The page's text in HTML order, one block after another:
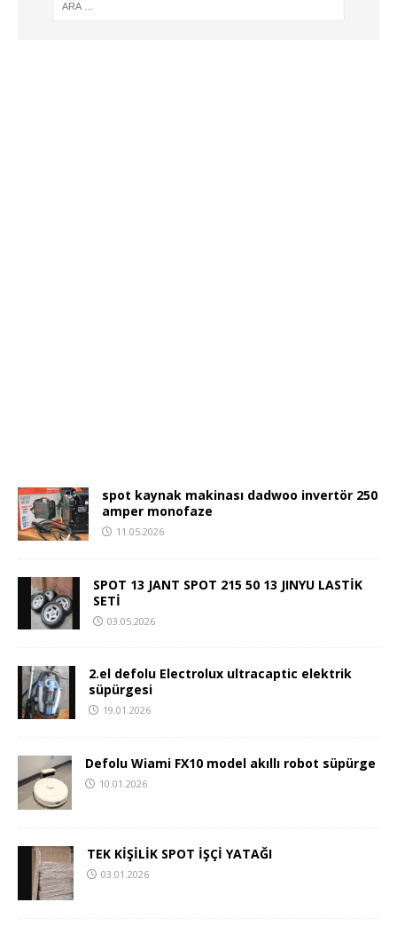
spot kaynak makinası dadwoo invertör 250
amper monofaze
11.05.2026
SPOT 13 JANT SPOT 215 50 13 JINYU LASTİK
SETİ
03.05.2026
2.el defolu Electrolux ultracaptic elektrik
süpürgesi
19.01.2026
Defolu Wiami FX10 model akıllı robot süpürge
10.01.2026
TEK KİŞİLİK SPOT İŞÇİ YATAĞI
03.01.2026